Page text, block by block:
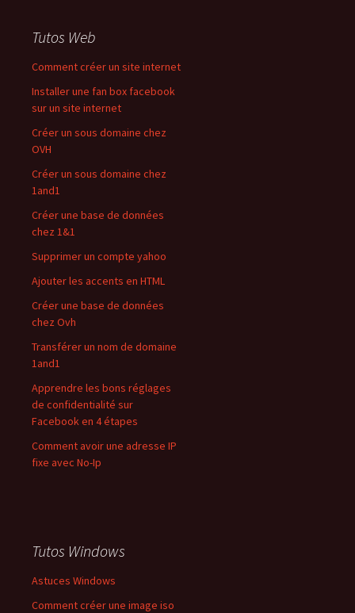
Tutos Web
Comment créer un site internet
Installer une fan box facebook
sur un site internet
Créer un sous domaine chez
OVH
Créer un sous domaine chez
1and1
Créer une base de données
chez 1&1
Supprimer un compte yahoo
Ajouter les accents en HTML
Créer une base de données
chez Ovh
Transférer un nom de domaine
1and1
Apprendre les bons réglages
de confidentialité sur
Facebook en 4 étapes
Comment avoir une adresse IP
fixe avec No-Ip
Tutos Windows
Astuces Windows
Comment créer une image iso